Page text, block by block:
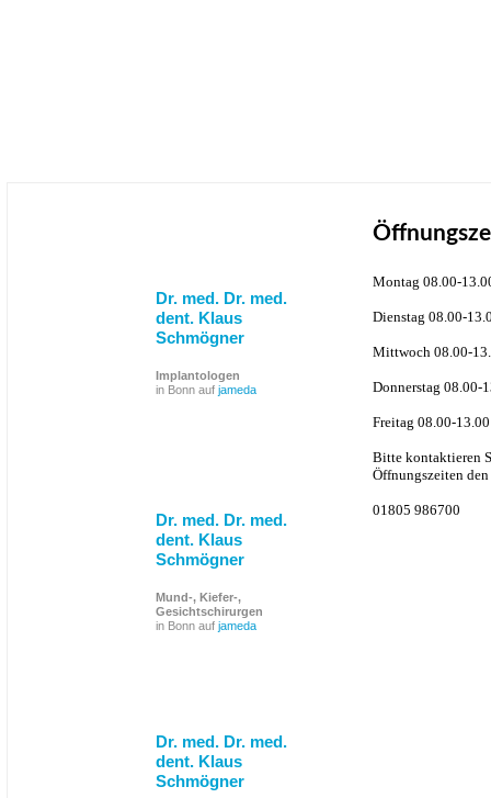
Dr. med. Dr. med.
dent. Klaus
Schmögner
Implantologen
in Bonn auf jameda
Dr. med. Dr. med.
dent. Klaus
Schmögner
Mund-, Kiefer-,
Gesichtschirurgen
in Bonn auf jameda
Dr. med. Dr. med.
dent. Klaus
Schmögner
Montag 08.00-
Dienstag 08.00-
Mittwoch 08.00-
Donnerstag 08.00-
Freitag 08.00-
Bitte kontaktieren
Öffnungszeiten
01805 986700